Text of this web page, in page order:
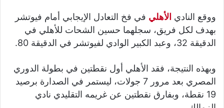
ووقع النادي الأهلي في فخ التعادل الإيجابي أمام فيوتشر
بهدف لكل فريق، سجلهما حسين الشحات للأهلي في
الدقيقة 32، وعبد الكبير الوادي لفيوتشر في الدقيقة 80.
وبهذه النتيجة، فقد الأهلي أول نقطتين في بطولة الدوري
المصري بعد مرور 7 جولات، ليستمر في الصدارة برصيد
19 نقطة، وبفارق نقطتين عن غريمه التقليدي نادي